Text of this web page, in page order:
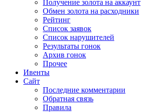
Получение золота на аккаунт
Обмен золота на расходники
Рейтинг
Список заявок
Список нарушителей
Результаты гонок
Архив гонок
Прочее
Ивенты
Сайт
Последние комментарии
Обратная связь
Правила